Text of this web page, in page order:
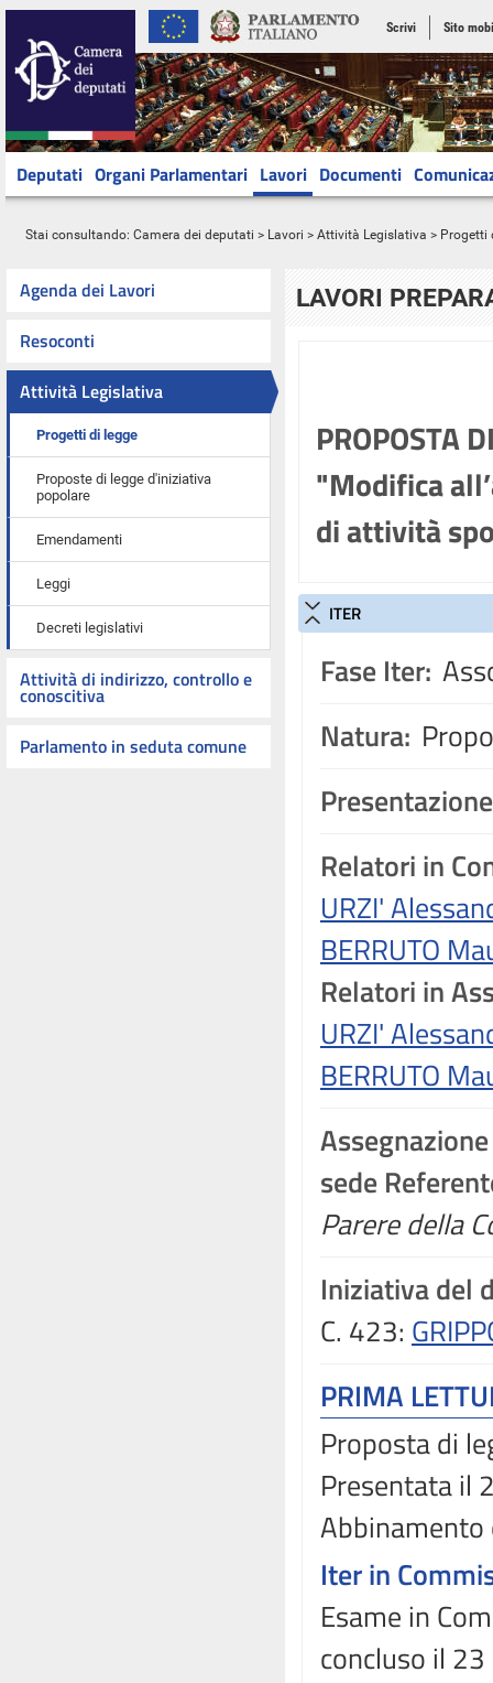
Scrivi Sito
Deputati Organi Parlamentari Lavori Documenti
Stai consultando: Camera dei deputati > Lavori > Attività Legislativa > Progetti
Agenda dei Lavori
Resoconti
Attività Legislativa
Progetti di legge
Proposte di legge d'iniziativa
popolare
Emendamenti
Leggi
Decreti legislativi
Attività di indirizzo, controllo e
conoscitiva
Parlamento in seduta comune
LAVORI
PROPOSTA
"Modifica
di attività
ITER
Fase Iter:
Natura:
Relatori in
URZI'
BERRUTO
Relatori in
URZI'
BERRUTO
Assegnazione
sede
Parere della
Iniziativa del
C. 423:
PRIMA
Proposta di
Presentata il
Abbinamento
Iter in
Esame in
concluso il